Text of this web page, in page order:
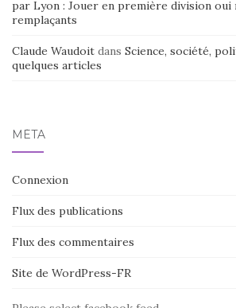
par Lyon : Jouer en première division oui
remplaçants
Claude Waudoit dans Science, société,
quelques articles
MÉTA
Connexion
Flux des publications
Flux des commentaires
Site de WordPress-FR